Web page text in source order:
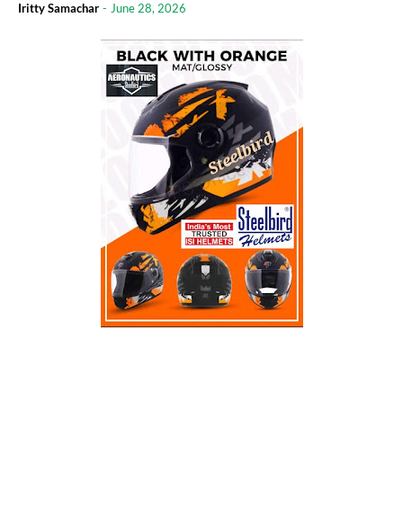
Iritty Samachar - June 28, 2026